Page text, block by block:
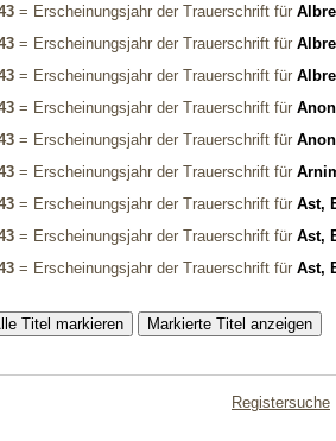
= Erscheinungsjahr der Trauerschrift für
= Erscheinungsjahr der Trauerschrift für
= Erscheinungsjahr der Trauerschrift für
= Erscheinungsjahr der Trauerschrift für
= Erscheinungsjahr der Trauerschrift für
= Erscheinungsjahr der Trauerschrift für
= Erscheinungsjahr der Trauerschrift für Ast,
= Erscheinungsjahr der Trauerschrift für Ast,
= Erscheinungsjahr der Trauerschrift für Ast,
Registersuche